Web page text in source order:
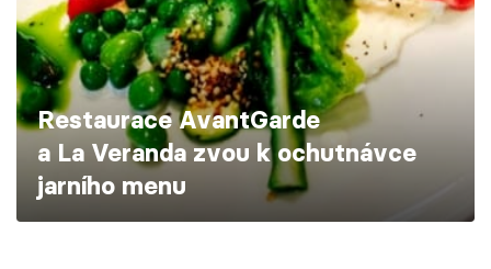
Škola vaření
Recepty z TV
Speciál: Cuketa
Těhotnej kuchař
Restaurace AvantGarde
a La Veranda zvou k ochutnávce
jarního menu